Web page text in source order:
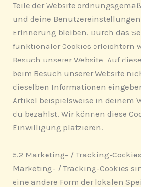
Teile der Website
und deine
Erinnerung bleiben. Durch das
funktionaler Cookies erleichtern
Besuch unserer Website. Auf
beim Besuch unserer Website
dieselben Informationen
Artikel beispielsweise in deinem
du bezahlst. Wir können diese
Einwilligung platzieren.
5.2 Marketing- / Tracking-Cookies
Marketing- / Tracking-Cookies
eine andere Form der lokalen